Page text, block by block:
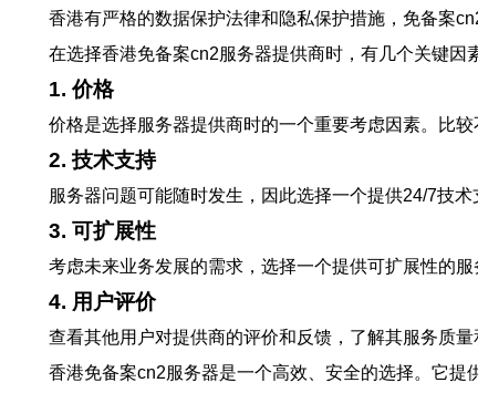
香港有严格的数据保护法律和隐私保护措施，免备案
在选择香港免备案cn2服务器提供商时，有几个关键因
1. 价格
价格是选择服务器提供商时的一个重要考虑因素。比
2. 技术支持
服务器问题可能随时发生，因此选择一个提供24/7技
3. 可扩展性
考虑未来业务发展的需求，选择一个提供可扩展性的
4. 用户评价
查看其他用户对提供商的评价和反馈，了解其服务质
香港免备案cn2服务器是一个高效、安全的选择。它